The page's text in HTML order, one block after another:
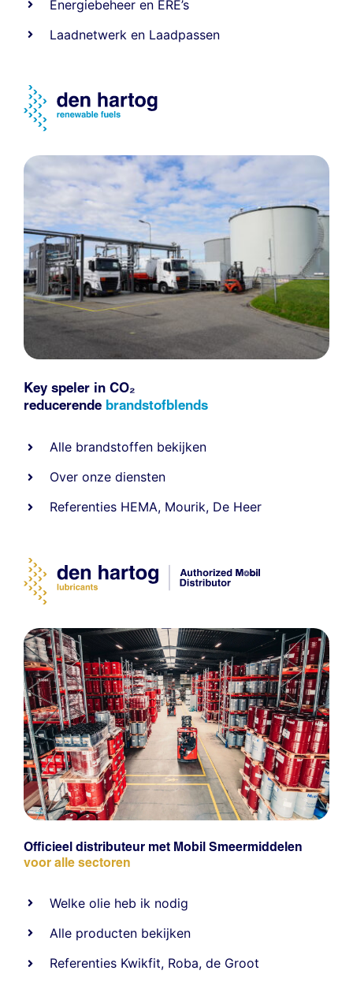
Energiebeheer en ERE’s
Laadnetwerk en Laadpassen
Key speler in CO₂
reducerende brandstofblends
Alle brandstoffen bekijken
Over onze diensten
Referenties HEMA, Mourik, De Heer
Officieel distributeur met Mobil Smeermiddelen
voor alle sectoren
Welke olie heb ik nodig
Alle producten bekijken
Referenties Kwikfit, Roba,de Groot